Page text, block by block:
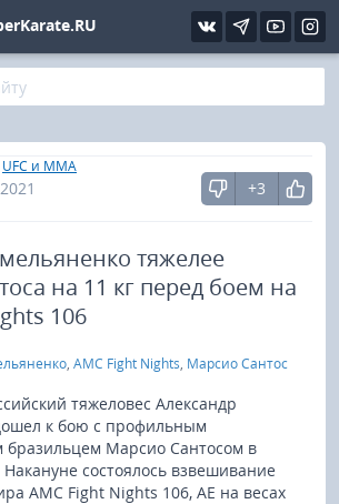
UFC и MMA
+3
тяжелее
на 11 кг перед боем на
106
, AMC Fight Nights, Марсио Сантос
тяжеловес Александр
к бою с профильным
бразильцем Марсио Сантосом в
состоялось взвешивание
AMC Fight Nights 106, АЕ на весах